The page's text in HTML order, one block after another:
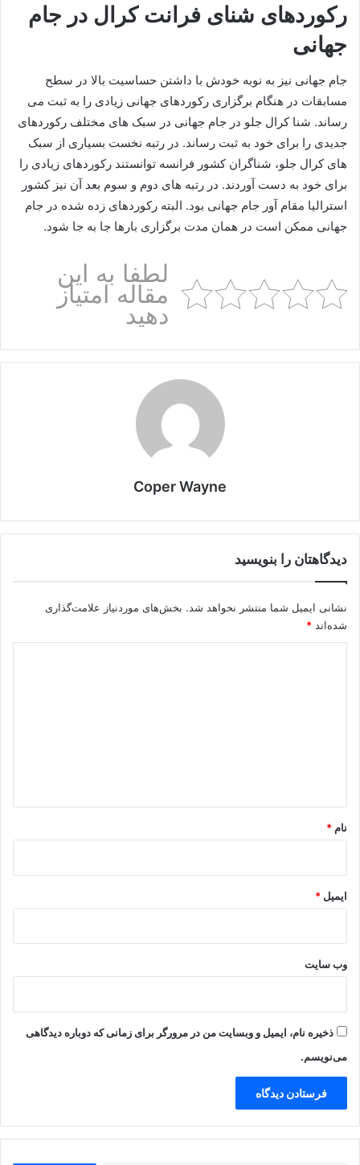
رکوردهای شنای فرانت کرال در جام
جهانی
جام جهانی نیز به نوبه خودش با داشتن حساسیت بالا در سطح
مسابقات در هنگام برگزاری رکوردهای جهانی زیادی را به ثبت می
رساند. شنا کرال جلو در جام جهانی در سبک های مختلف رکوردهای
جدیدی را برای خود به ثبت رساند. در رتبه نخست بسیاری از سبک
های کرال جلو، شناگران کشور فرانسه‌ توانستند رکوردهای زیادی را
برای خود به دست آوردند. در رتبه های دوم و سوم بعد آن نیز کشور
استرالیا مقام آور جام جهانی بود. البته رکوردهای زده شده در جام
جهانی ممکن است در همان مدت برگزاری بارها جا به جا شود.
لطفا به این
مقاله امتیاز
دهید
Coper Wayne
دیدگاهتان را بنویسید
نشانی ایمیل شما منتشر نخواهد شد. بخش‌های موردنیاز علامت‌گذاری
شده‌اند *
نام *
ایمیل *
وب‌ سایت
ذخیره نام، ایمیل و وبسایت من در مرورگر برای زمانی که دوباره دیدگاهی
می‌نویسم.